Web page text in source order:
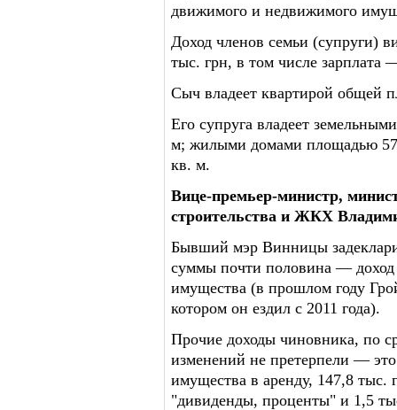
движимого и недвижимого
Доход членов семьи (супруги)
тыс. грн, в том числе зарплата
Сыч владеет квартирой общей
Его супруга владеет
м; жилыми домами площадью
кв. м.
Вице-премьер-министр,
строительства и ЖКХ
Бывший мэр Винницы
суммы почти половина —
имущества (в прошлом году
котором он ездил с 2011 года).
Прочие доходы чиновника, по
изменений не претерпели —
имущества в аренду, 147,8 тыс.
"дивиденды, проценты" и 1,5